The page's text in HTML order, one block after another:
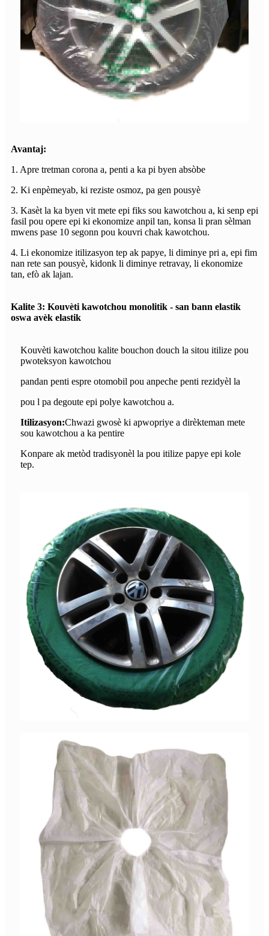
Avantaj:
1. Apre tretman corona a, penti a ka pi byen absòbe
2. Ki enpèmeyab, ki reziste osmoz, pa gen pousyè
3. Kasèt la ka byen vit mete epi fiks sou kawotchou a, ki senp epi
fasil pou opere epi ki ekonomize anpil tan, konsa li pran sèlman
mwens pase 10 segonn pou kouvri chak kawotchou.
4. Li ekonomize itilizasyon tep ak papye, li diminye pri a, epi fim
nan rete san pousyè, kidonk li diminye retravay, li ekonomize
tan, efò ak lajan.
Kalite 3: Kouvèti kawotchou monolitik - san bann elastik
oswa avèk elastik
Kouvèti kawotchou kalite bouchon douch la sitou itilize pou
pwoteksyon kawotchou
pandan penti espre otomobil pou anpeche penti rezidyèl la
pou l pa degoute epi polye kawotchou a.
Itilizasyon:Chwazi gwosè ki apwopriye a dirèkteman mete
sou kawotchou a ka pentire
Konpare ak metòd tradisyonèl la pou itilize papye epi kole
tep.